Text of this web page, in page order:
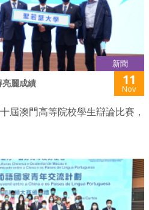
新聞
麗成績 11
Nov
屆澳門高等院校學生辯論比賽，